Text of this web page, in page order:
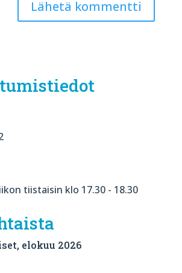
tiistaisin klo 17.30 - 18.30
elokuu 2026